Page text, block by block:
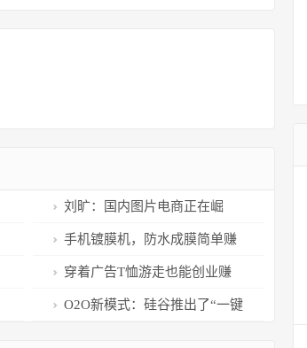
刘旷：国内图片电商正在崛
起，全景微图或成突破口
手机镀膜机，防水成膜简单赚
钱 穿着广告T恤游走也能创业赚
钱，四年竟赚了1200万
O2O新模式：硅谷推出了“一键